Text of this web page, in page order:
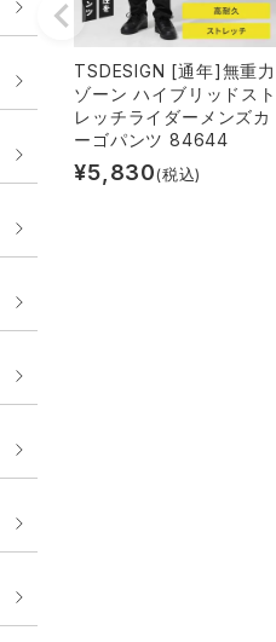
TSDESIGN [通年]無重力
ゾーン ハイブリッドスト
レッチライダーメンズカ
ーゴパンツ 84644
¥5,830(税込)